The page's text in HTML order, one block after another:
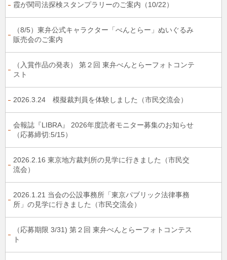
霞が関司法探検スタンプラリーのご案内（10/22）
（8/5）東弁公式キャラクター「べんとらー」ぬいぐるみ
販売会のご案内
（入賞作品の発表） 第２回 東弁べんとらーフォトコンテ
スト
2026.3.24 模擬裁判員を体験しました（市民交流会）
会報誌『LIBRA』 2026年度読者モニター募集のお知らせ
（応募締切:5/15）
2026.2.16 東京地方裁判所の見学に行きました（市民交
流会）
2026.1.21 当会の公設事務所「東京パブリック法律事務
所」の見学に行きました（市民交流会）
（応募期限 3/31) 第２回 東弁べんとらーフォトコンテス
ト